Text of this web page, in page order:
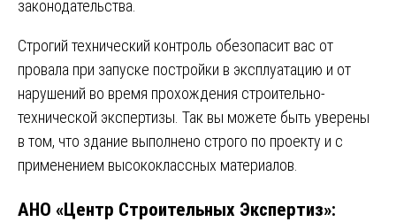
законодательства.
Строгий технический контроль обезопасит вас от
провала при запуске постройки в эксплуатацию и от
нарушений во время прохождения строительно-
технической экспертизы. Так вы можете быть уверены
в том, что здание выполнено строго по проекту и с
применением высококлассных материалов.
АНО «Центр Строительных Экспертиз»: